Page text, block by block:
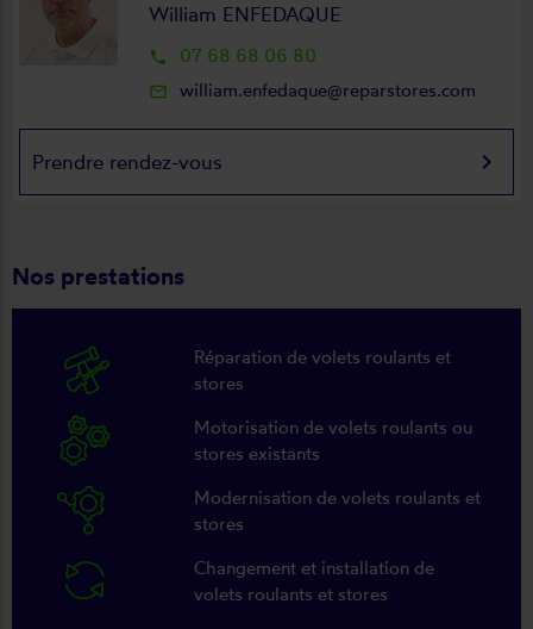
William ENFEDAQUE
local_phone 07 68 68 06 80
mail_outline william.enfedaque@reparstores.com
Prendre rendez-vous keyboard_arrow_right
Nos prestations
Réparation de volets roulants et
stores
Motorisation de volets roulants ou
stores existants
Modernisation de volets roulants et
stores
Changement et installation de
volets roulants et stores